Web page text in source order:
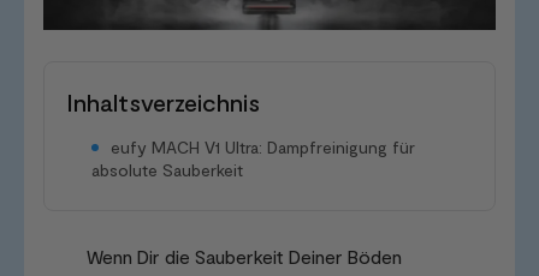
Inhaltsverzeichnis
eufy MACH V1 Ultra: Dampfreinigung für
absolute Sauberkeit
Wenn Dir die Sauberkeit Deiner Böden